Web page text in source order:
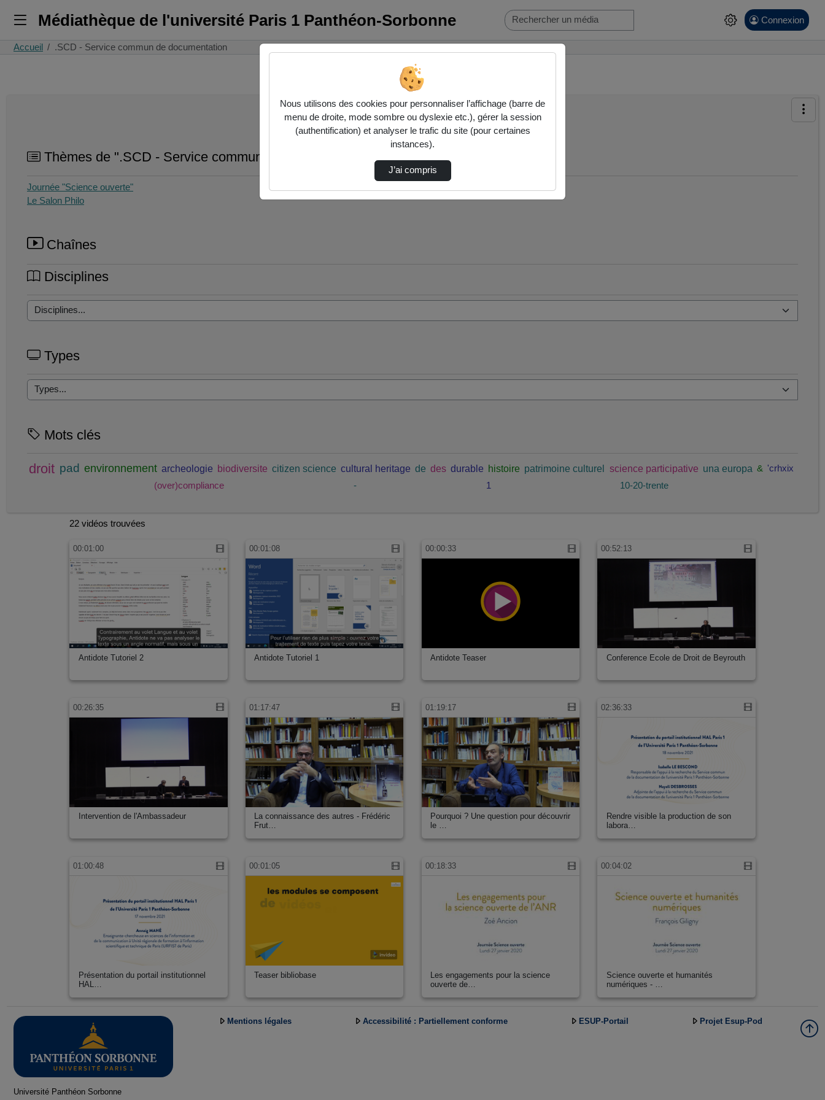
Médiathèque de l'université Paris 1 Panthéon-Sorbonne Connexion
Accueil .SCD - Service commun de documentation
Thèmes de ".SCD - Service commun de documentation"
Journée "Science ouverte"
Le Salon Philo
Chaînes
Disciplines
Types
Mots clés
droit pad environnement archeologie biodiversite citizen science cultural heritage de des durable histoire patrimoine culturel science participative una europa & 'crhxix
(over)compliance
- 1 10-20-trente
22 vidéos trouvées
00:01:00
Antidote Tutoriel 2
00:01:08
Antidote Tutoriel 1
00:00:33
Antidote Teaser
00:52:13
Conference Ecole de Droit de Beyrouth
00:26:35
Intervention de l'Ambassadeur
01:17:47
La connaissance des autres - Frédéric
Frut…
01:19:17
Pourquoi ? Une question pour découvrir
le …
02:36:33
Rendre visible la production de son
labora…
01:00:48
Présentation du portail institutionnel
HAL…
00:01:05
Teaser bibliobase
00:18:33
Les engagements pour la science
ouverte de…
00:04:02
Science ouverte et humanités
numériques - …
Université Panthéon Sorbonne
Mentions légales Accessibilité : Partiellement conforme ESUP-Portail Projet Esup-Pod
Nous utilisons des cookies pour personnaliser l’affichage (barre de
menu de droite, mode sombre ou dyslexie etc.), gérer la session
(authentification) et analyser le trafic du site (pour certaines
instances).
J’ai compris